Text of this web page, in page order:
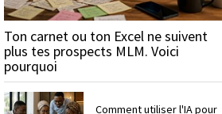
Ton carnet ou ton Excel ne suivent
plus tes prospects MLM. Voici
pourquoi
Comment utiliser l'IA pour